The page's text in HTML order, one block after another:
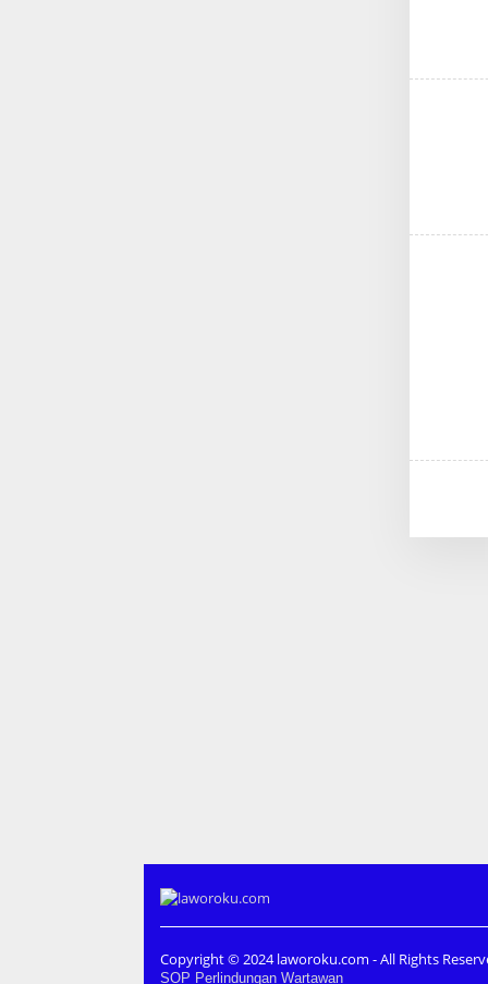
Copyright © 2024 laworoku.com - All Rights
SOP Perlindungan Wartawan